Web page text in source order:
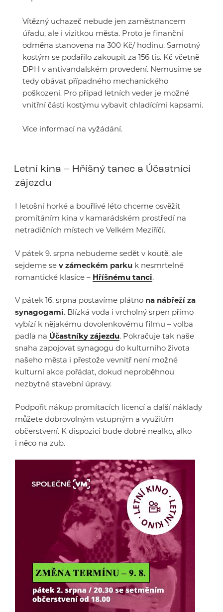
Vítězný uchazeč nebude jen zaměstnancem
úřadu, ale i vizitkou města. Proto je finanční
odměna stanovena na 300 Kč/ hodinu. Samotný
kostým se podařilo zakoupit za 156 tis. Kč včetně
DPH v antivandalském provedení. Nemusíme se
tedy obávat případného mechanického
poškození. Pro případ letních veder je možné
vnitřní části kostýmu vybavit chladícími kapsami.
Více informací na vyžádání.
Letní kina – Hříšný tanec a Účastníci
zájezdu
I letošní horké a bouřlivé léto chceme osvěžit
promítáním kina v kamarádském prostředí na
netradičních místech ve Velkém Meziříčí.
V pátek 9. srpna nebudeme sedět v koutě, ale
sejdeme se v zámeckém parku k nesmrtelné
romantické klasice – Hříšnému tanci.
V pátek 16. srpna postavíme plátno na nábřeží za
synagogami. Blízká voda i vrcholný srpen přímo
vybízí k nějakému dovolenkovému filmu – volba
padla na Účastníky zájezdu. Pokračuje tak naše
snaha zapojovat synagogu do kulturního života
našeho města i přestože vevnitř není možné
kulturní akce pořádat, dokud neproběhnou
nezbytné stavební úpravy.
Podpořit nákup promítacích licencí a další náklady
můžete dobrovolným vstupným a využitím
občerstvení. K dispozici bude dobré nealko, alko
i něco na zub.